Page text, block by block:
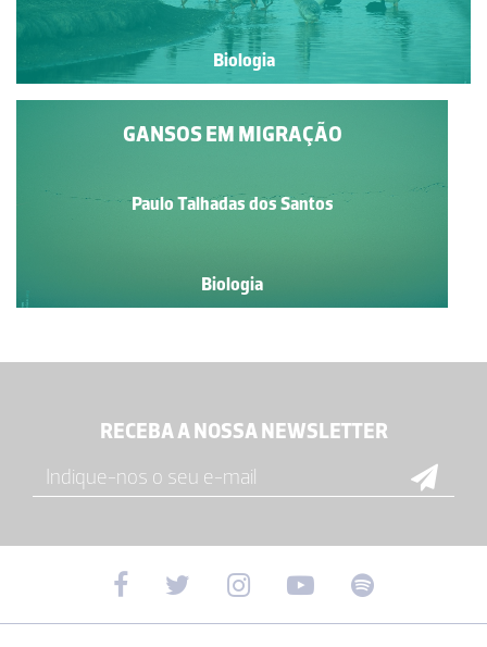
Biologia
GANSOS EM MIGRAÇÃO
Paulo Talhadas dos Santos
Biologia
RECEBA A NOSSA NEWSLETTER